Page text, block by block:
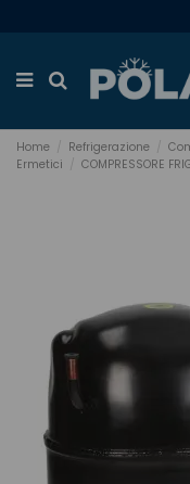
Home Refrigerazione
Ermetici
COMPRESSORE